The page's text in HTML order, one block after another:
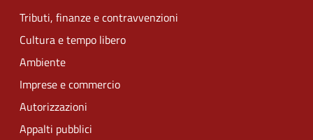
Tributi, finanze e contravvenzioni
Cultura e tempo libero
Ambiente
Imprese e commercio
Autorizzazioni
Appalti pubblici